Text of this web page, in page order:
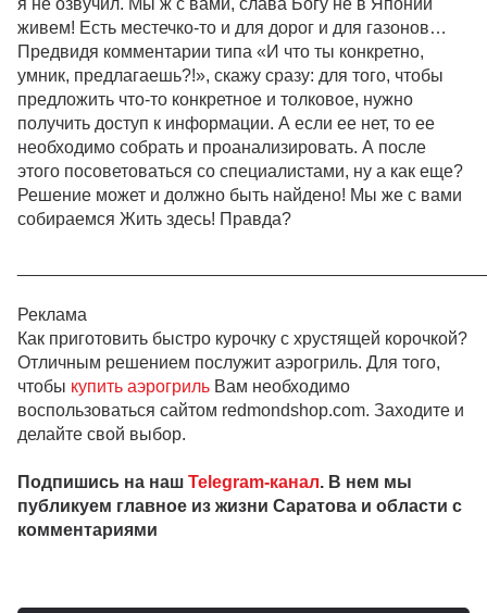
живем! Есть местечко-то и для дорог и для газонов…
Предвидя комментарии типа «И что ты конкретно,
умник, предлагаешь?!», скажу сразу: для того, чтобы
предложить что-то конкретное и толковое, нужно
получить доступ к информации. А если ее нет, то ее
необходимо собрать и проанализировать. А после
этого посоветоваться со специалистами, ну а как еще?
Решение может и должно быть найдено! Мы же с вами
собираемся Жить здесь! Правда?
Реклама
Как приготовить быстро курочку с хрустящей корочкой?
Отличным решением послужит аэрогриль. Для того,
чтобы купить аэрогриль Вам необходимо
воспользоваться сайтом redmondshop.com. Заходите и
делайте свой выбор.
Подпишись на наш Telegram-канал. В нем мы
публикуем главное из жизни Саратова и области с
комментариями